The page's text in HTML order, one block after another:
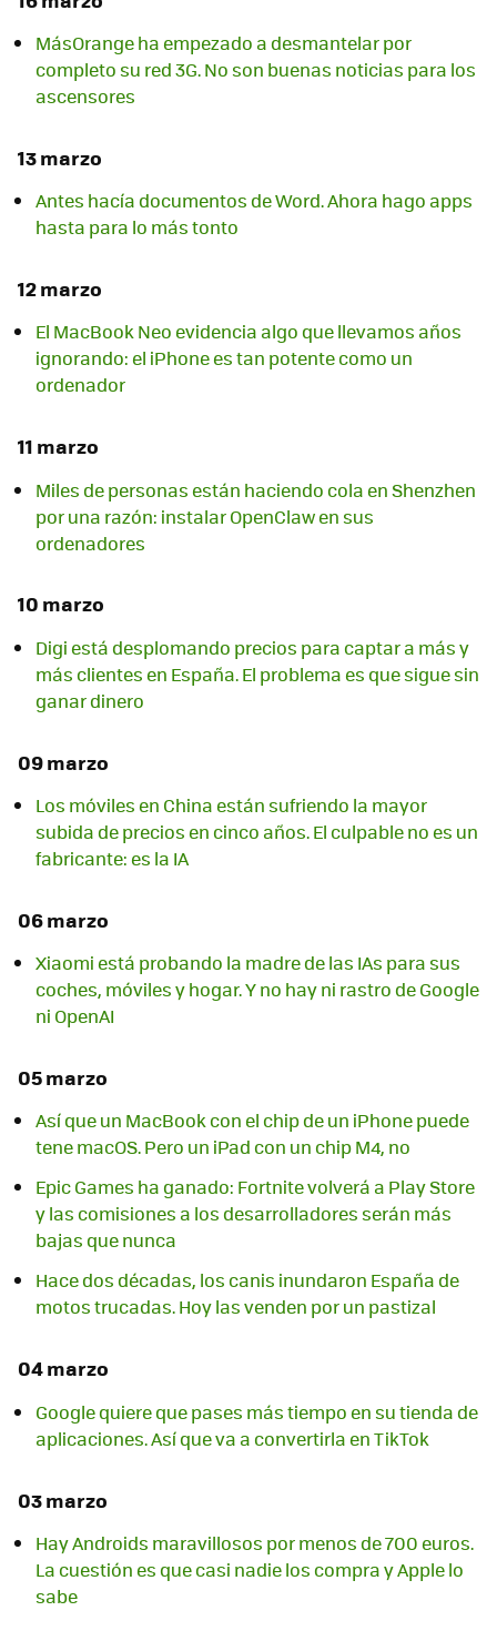
MásOrange ha empezado a desmantelar por
completo su red 3G. No son buenas noticias para los
ascensores
13 marzo
Antes hacía documentos de Word. Ahora hago apps
hasta para lo más tonto
12 marzo
El MacBook Neo evidencia algo que llevamos años
ignorando: el iPhone es tan potente como un
ordenador
11 marzo
Miles de personas están haciendo cola en Shenzhen
por una razón: instalar OpenClaw en sus
ordenadores
10 marzo
Digi está desplomando precios para captar a más y
más clientes en España. El problema es que sigue sin
ganar dinero
09 marzo
Los móviles en China están sufriendo la mayor
subida de precios en cinco años. El culpable no es un
fabricante: es la IA
06 marzo
Xiaomi está probando la madre de las IAs para sus
coches, móviles y hogar. Y no hay ni rastro de Google
ni OpenAI
05 marzo
Así que un MacBook con el chip de un iPhone puede
tene macOS. Pero un iPad con un chip M4, no
Epic Games ha ganado: Fortnite volverá a Play Store
y las comisiones a los desarrolladores serán más
bajas que nunca
Hace dos décadas, los canis inundaron España de
motos trucadas. Hoy las venden por un pastizal
04 marzo
Google quiere que pases más tiempo en su tienda de
aplicaciones. Así que va a convertirla en TikTok
03 marzo
Hay Androids maravillosos por menos de 700 euros.
La cuestión es que casi nadie los compra y Apple lo
sabe